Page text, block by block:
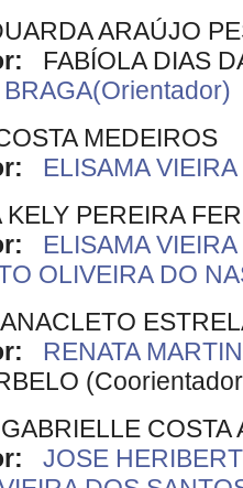
ARAÚJO
FABÍOLA DIAS
MEDEIROS
ELISAMA
KELY PEREIRA
ELISAMA
OLIVEIRA DO
RENATA
JOSE